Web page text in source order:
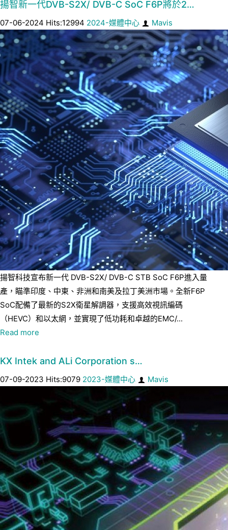
揚智新一代DVB-S2X/ DVB-C SoC F6P將於2…
07-06-2024 Hits:12994 2024-媒體中心 Mavis
揚智科技宣布新一代 DVB-S2X/ DVB-C STB SoC F6P進入量
產，瞄準印度、中東、非洲和南美及拉丁美洲市場。全新F6P
SoC配備了最新的S2X衛星解調器，支援高效視訊編碼
（HEVC）和以太網，並實現了低功耗和卓越的EMC/...
Read more
KX Intek and ALi Corporation s…
07-09-2023 Hits:9079 2023-媒體中心 Mavis